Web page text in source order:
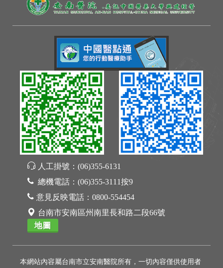
人工掛號： (06)355-6131
總機電話： (06)355-3111按9
意見反映電話： 0800-554454
台南市安南區州南里長和路二段66號
地圖
本網站內容屬台南市立安南醫院所有，一切內容僅供使用者